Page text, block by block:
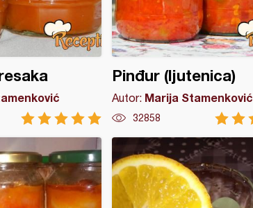
Pinđur (ljutenica)
Autor: Marija Stamenković
32858